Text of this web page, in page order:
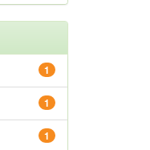
1
1
1